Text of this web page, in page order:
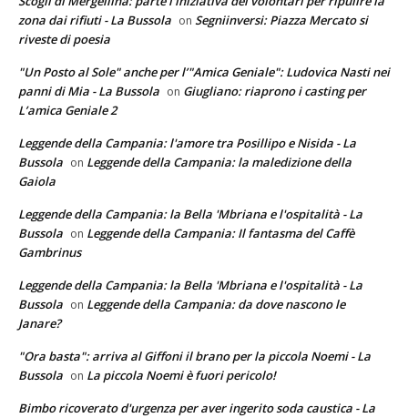
zona dai rifiuti - La Bussola on Segniinversi: Piazza Mercato si
riveste di poesia
"Un Posto al Sole" anche per l’"Amica Geniale": Ludovica Nasti nei
panni di Mia - La Bussola on Giugliano: riaprono i casting per
L’amica Geniale 2
Leggende della Campania: l'amore tra Posillipo e Nisida - La
Bussola on Leggende della Campania: la maledizione della
Gaiola
Leggende della Campania: la Bella 'Mbriana e l'ospitalità - La
Bussola on Leggende della Campania: Il fantasma del Caffè
Gambrinus
Leggende della Campania: la Bella 'Mbriana e l'ospitalità - La
Bussola on Leggende della Campania: da dove nascono le
Janare?
"Ora basta": arriva al Giffoni il brano per la piccola Noemi - La
Bussola on La piccola Noemi è fuori pericolo!
Bimbo ricoverato d'urgenza per aver ingerito soda caustica - La